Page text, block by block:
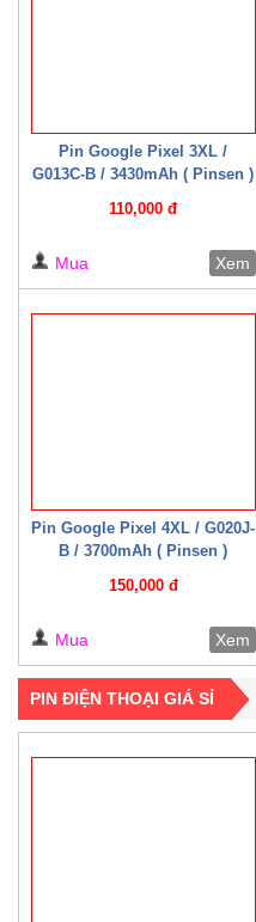
Pin Google Pixel 3XL /
G013C-B / 3430mAh ( Pinsen )
110,000 đ
Mua Xem
Pin Google Pixel 4XL / G020J-
B / 3700mAh ( Pinsen )
150,000 đ
Mua Xem
PIN ĐIỆN THOẠI GIÁ SỈ